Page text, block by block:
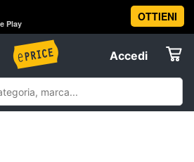
Play
OTTIENI
Accedi